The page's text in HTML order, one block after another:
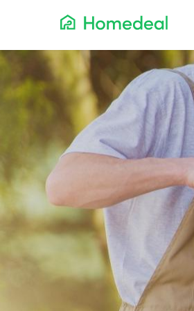
Aanbouw
Airco
Architect
Asbest verwijderen
Badkamerspecialist
Bestraten
Cv-ketel
Dakbedekking